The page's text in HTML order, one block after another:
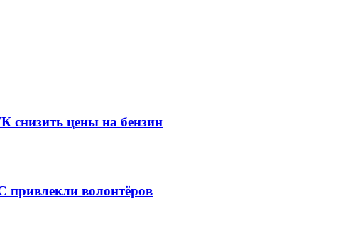
снизить цены на бензин
привлекли волонтёров